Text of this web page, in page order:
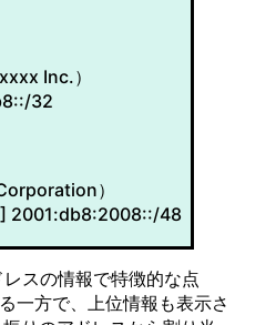
Inc.）
32
）
2001:db8:2008::/48
スの情報で特徴的な点
一方で、上位情報も表示さ